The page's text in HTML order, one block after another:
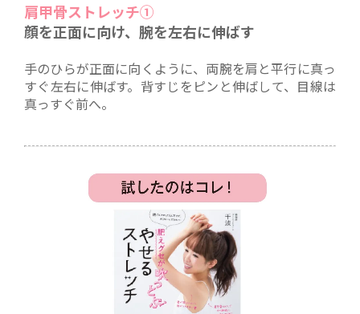
肩甲骨ストレッチ①
顔を正面に向け、腕を左右に伸ばす
手のひらが正面に向くように、両腕を肩と平行に真っ
すぐ左右に伸ばす。背すじをピンと伸ばして、目線は
真っすぐ前へ。